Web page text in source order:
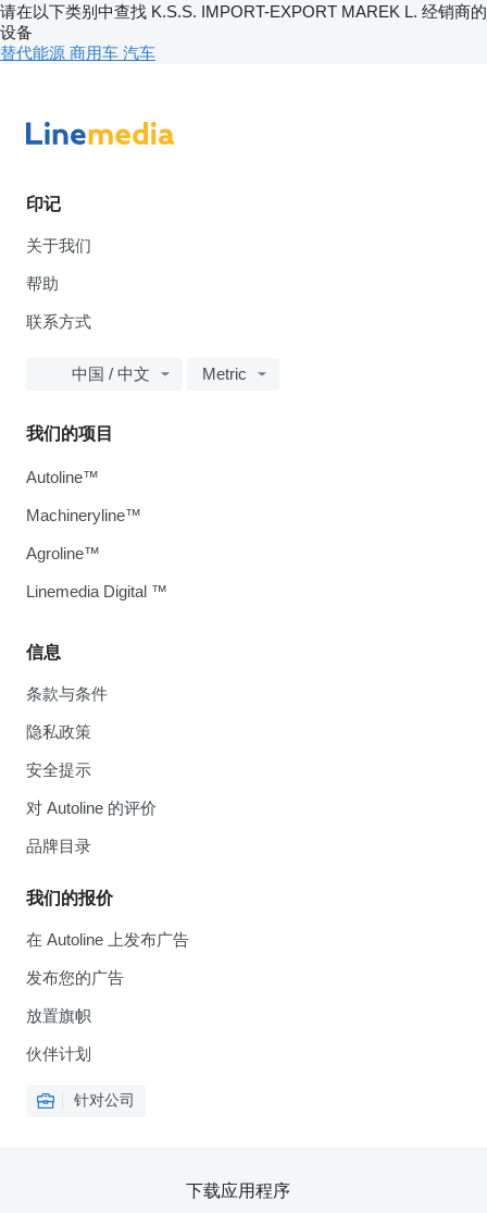
请在以下类别中查找 K.S.S. IMPORT-EXPORT MAREK L. 经销商的
设备
替代能源 商用车 汽车
印记
关于我们
帮助
联系方式
中国 / 中文 Metric
信息
条款与条件
隐私政策
安全提示
对 Autoline 的评价
品牌目录
我们的报价
在 Autoline 上发布广告
发布您的广告
放置旗帜
伙伴计划
针对公司
我们的项目
Autoline™
Machineryline™
Agroline™
Linemedia Digital ™
下载应用程序